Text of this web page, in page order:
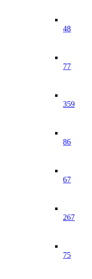
48
77
359
86
67
267
75